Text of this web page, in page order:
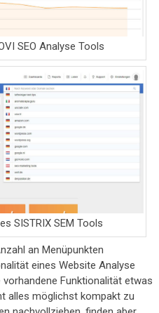
SEO Analyse Tools
SISTRIX SEM Tools
an Menüpunkten
eines Website Analyse
Funktionalität etwas
alles möglichst kompakt zu